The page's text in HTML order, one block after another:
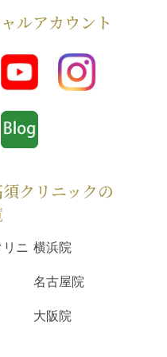
ルアカウント
クリニックの
ニ 横浜院
名古屋院
大阪院